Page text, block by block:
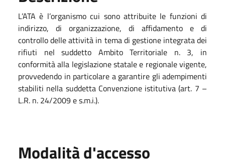
L’ATA è l’organismo cui sono attribuite le funzioni di
indirizzo, di organizzazione, di affidamento e di
controllo delle attività in tema di gestione integrata dei
rifiuti nel suddetto Ambito Territoriale n. 3, in
conformità alla legislazione statale e regionale vigente,
provvedendo in particolare a garantire gli adempimenti
stabiliti nella suddetta Convenzione istitutiva (art. 7 –
L.R. n. 24/2009 e s.m.i.).
Modalità d'accesso